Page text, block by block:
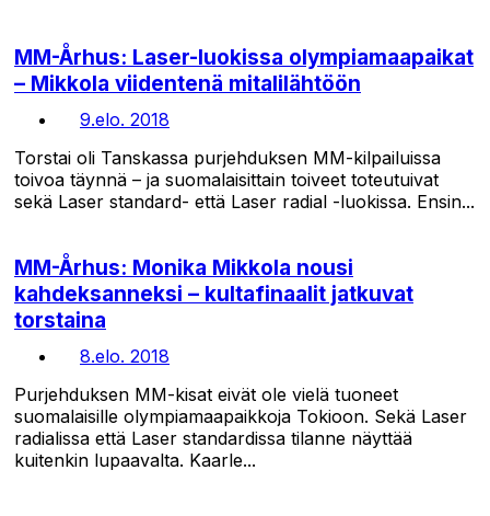
MM-Århus: Laser-luokissa olympiamaapaikat
– Mikkola viidentenä mitalilähtöön
9.elo. 2018
Torstai oli Tanskassa purjehduksen MM-kilpailuissa
toivoa täynnä – ja suomalaisittain toiveet toteutuivat
sekä Laser standard- että Laser radial -luokissa. Ensin...
MM-Århus: Monika Mikkola nousi
kahdeksanneksi – kultafinaalit jatkuvat
torstaina
8.elo. 2018
Purjehduksen MM-kisat eivät ole vielä tuoneet
suomalaisille olympiamaapaikkoja Tokioon. Sekä Laser
radialissa että Laser standardissa tilanne näyttää
kuitenkin lupaavalta. Kaarle...